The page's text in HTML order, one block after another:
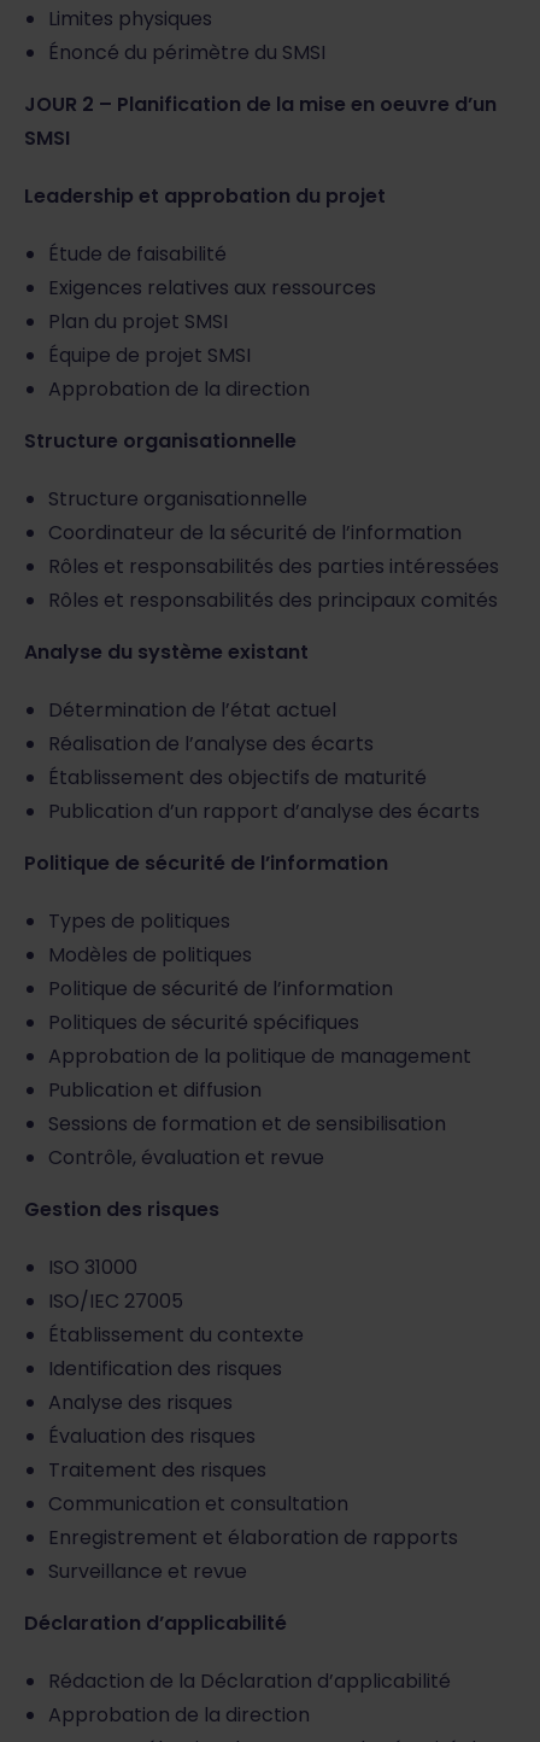
Limites physiques
Énoncé du périmètre du SMSI
JOUR 2 – Planification de la mise en oeuvre d’un
SMSI
Leadership et approbation du projet
Étude de faisabilité
Exigences relatives aux ressources
Plan du projet SMSI
Équipe de projet SMSI
Approbation de la direction
Structure organisationnelle
Structure organisationnelle
Coordinateur de la sécurité de l’information
Rôles et responsabilités des parties intéressées
Rôles et responsabilités des principaux comités
Analyse du système existant
Détermination de l’état actuel
Réalisation de l’analyse des écarts
Établissement des objectifs de maturité
Publication d’un rapport d’analyse des écarts
Politique de sécurité de l’information
Types de politiques
Modèles de politiques
Politique de sécurité de l’information
Politiques de sécurité spécifiques
Approbation de la politique de management
Publication et diffusion
Sessions de formation et de sensibilisation
Contrôle, évaluation et revue
Gestion des risques
ISO 31000
ISO/IEC 27005
Établissement du contexte
Identification des risques
Analyse des risques
Évaluation des risques
Traitement des risques
Communication et consultation
Enregistrement et élaboration de rapports
Surveillance et revue
Déclaration d’applicabilité
Rédaction de la Déclaration d’applicabilité
Approbation de la direction